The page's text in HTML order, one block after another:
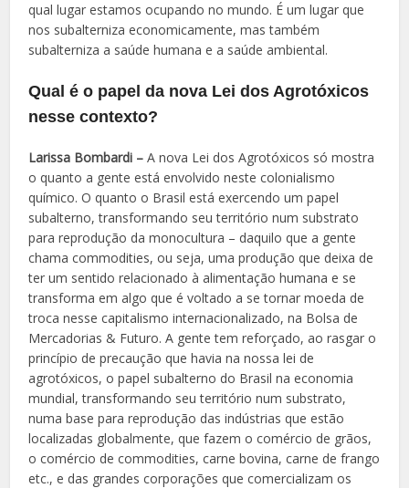
qual lugar estamos ocupando no mundo. É um lugar que
nos subalterniza economicamente, mas também
subalterniza a saúde humana e a saúde ambiental.
Qual é o papel da nova Lei dos Agrotóxicos
nesse contexto?
Larissa Bombardi –A nova Lei dos Agrotóxicos só mostra
o quanto a gente está envolvido neste colonialismo
químico. O quanto o Brasil está exercendo um papel
subalterno, transformando seu território num substrato
para reprodução da monocultura – daquilo que a gente
chama commodities, ou seja, uma produção que deixa de
ter um sentido relacionado à alimentação humana e se
transforma em algo que é voltado a se tornar moeda de
troca nesse capitalismo internacionalizado, na Bolsa de
Mercadorias & Futuro. A gente tem reforçado, ao rasgar o
princípio de precaução que havia na nossa lei de
agrotóxicos, o papel subalterno do Brasil na economia
mundial, transformando seu território num substrato,
numa base para reprodução das indústrias que estão
localizadas globalmente, que fazem o comércio de grãos,
o comércio de commodities, carne bovina, carne de frango
etc., e das grandes corporações que comercializam os